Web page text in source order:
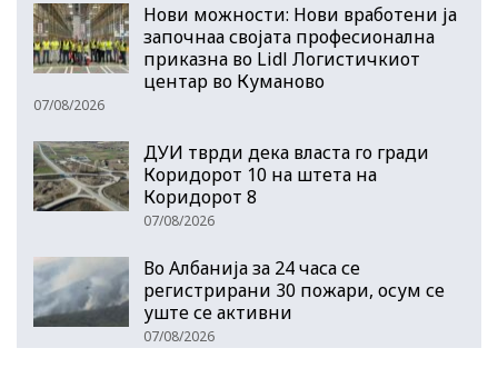
Нови можности: Нови вработени ја
започнаа својата професионална
приказна во Lidl Логистичкиот
центар во Куманово
07/08/2026
ДУИ тврди дека власта го гради
Коридорот 10 на штета на
Коридорот 8
07/08/2026
Во Албанија за 24 часа се
регистрирани 30 пожари, осум се
уште се активни
07/08/2026